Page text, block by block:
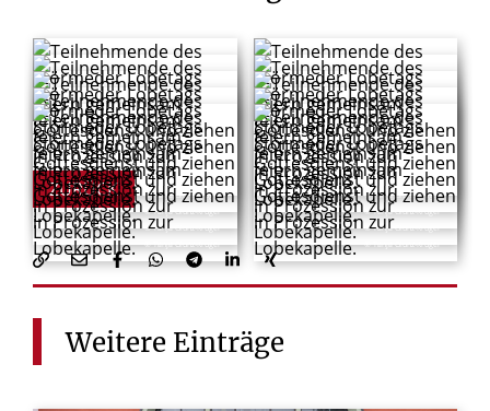
© Markus Dobras
© Tanja Glunz-Krüger
© Tanja Glunz-Krüger
© Tanja Glunz-Krüger
© Tanja Glunz-Krüger
© Tanja Glunz-Krüger
© Tanja Glunz-Krüger
© Tanja Glunz-Krüger
© Tanja Glunz-Krüger
© Tanja Glunz-Krüger
ZURÜCK
Weitere Einträge